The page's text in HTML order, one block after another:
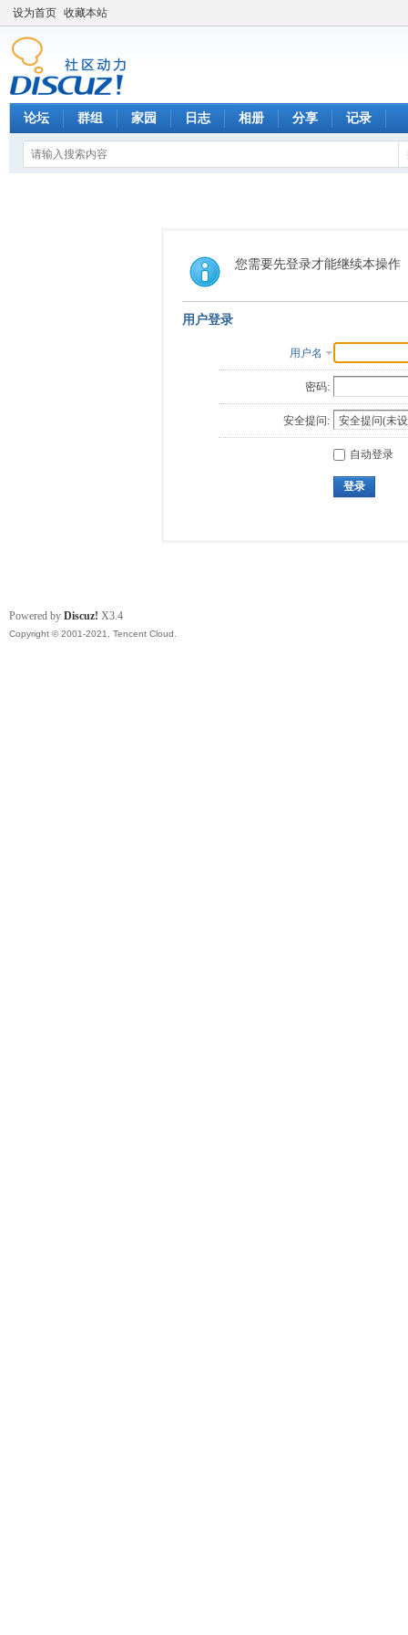
设为首页 收藏本站
论坛 群组 家园 日志 相册 分享 记录
您需要先登录才能继续本操作
用户登录
用户名
密码:
安全提问:
自动登录
登录
Powered by Discuz! X3.4
Copyright © 2001-2021, Tencent Cloud.